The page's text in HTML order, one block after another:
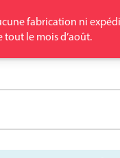
fabrication ni
le mois d’août.